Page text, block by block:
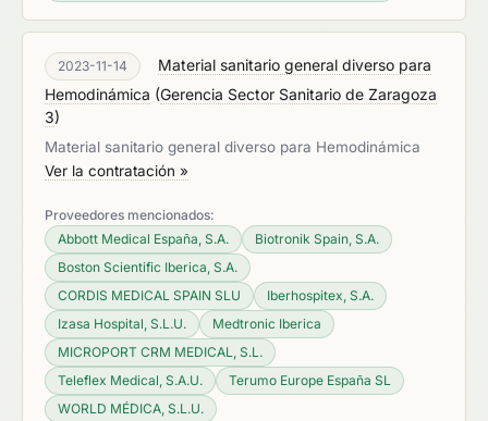
2023-11-14
Material sanitario general diverso para
Hemodinámica (Gerencia Sector Sanitario de Zaragoza
3)
Material sanitario general diverso para Hemodinámica
Ver la contratación »
Proveedores mencionados:
Abbott Medical España, S.A.
Biotronik Spain, S.A.
Boston Scientific Iberica, S.A.
CORDIS MEDICAL SPAIN SLU
Iberhospitex, S.A.
Izasa Hospital, S.L.U.
Medtronic Iberica
MICROPORT CRM MEDICAL, S.L.
Teleflex Medical, S.A.U.
Terumo Europe España SL
WORLD MÉDICA, S.L.U.